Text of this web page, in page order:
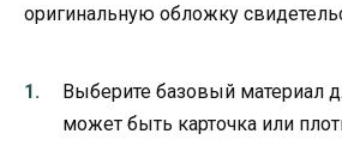
оригинальную обложку
Выберите базовый материал
может быть карточка или